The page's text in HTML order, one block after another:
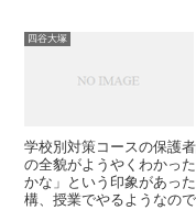
四谷大塚
学校別対策コースの保護
の全貌がようやくわかっ
かな」という印象があっ
構、授業でやるようなの